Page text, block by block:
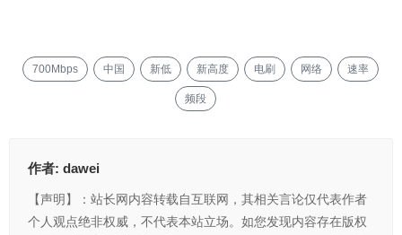
700Mbps 中国 新低 新高度 电刷 网络 速率
频段
作者: dawei
【声明】：站长网内容转载自互联网，其相关言论仅代表作者
个人观点绝非权威，不代表本站立场。如您发现内容存在版权